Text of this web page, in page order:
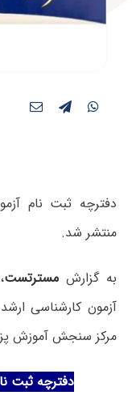
منتشر شد.
به گزارشمسترتست،
آزمون کارشناسی ارشد
مرکز سنجش آموزش
دفترچه ثبت